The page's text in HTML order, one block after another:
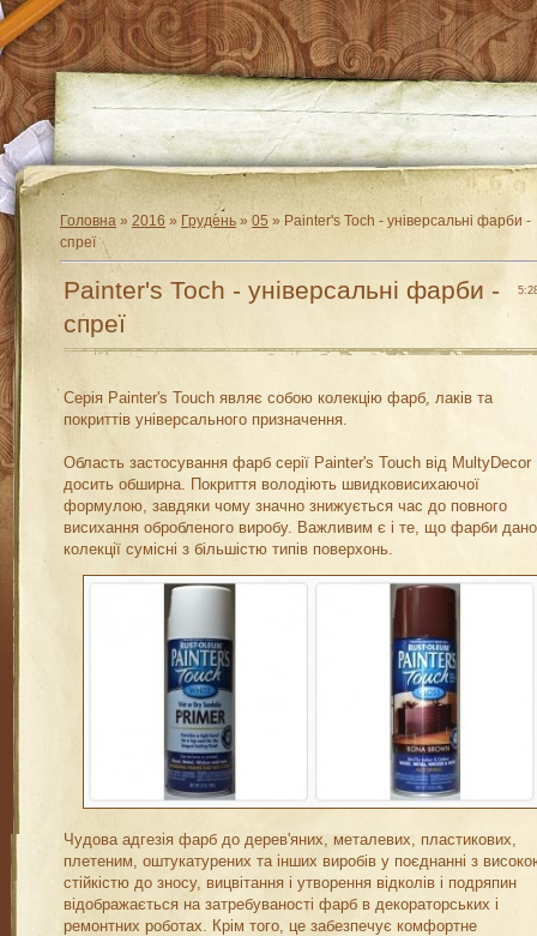
Головна » 2016 » Грудень » 05 » Painter's Toch - універсальні фарби -
спреї
Painter's Toch - універсальні фарби -
спреї
Серія Painter's Touch являє собою колекцію фарб, лаків та
покриттів універсального призначення.
Область застосування фарб серії Painter's Touch від MultyDecor
досить обширна. Покриття володіють швидковисихаючої
формулою, завдяки чому значно знижується час до повного
висихання обробленого виробу. Важливим є і те, що фарби
колекції сумісні з більшістю типів поверхонь.
Чудова адгезія фарб до дерев'яних, металевих, пластикових,
плетеним, оштукатурених та інших виробів у поєднанні з
стійкістю до зносу, вицвітання і утворення відколів і подряпин
відображається на затребуваності фарб в декораторських і
ремонтних роботах. Крім того, це забезпечує комфортне